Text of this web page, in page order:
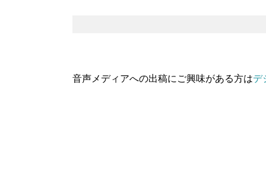
音声メディアへの出稿にご興味がある方はデ